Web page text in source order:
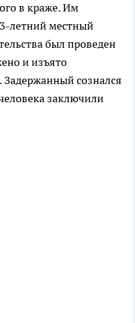
в краже. Им
летний местный
был проведен
и изъято
сознался
заключили